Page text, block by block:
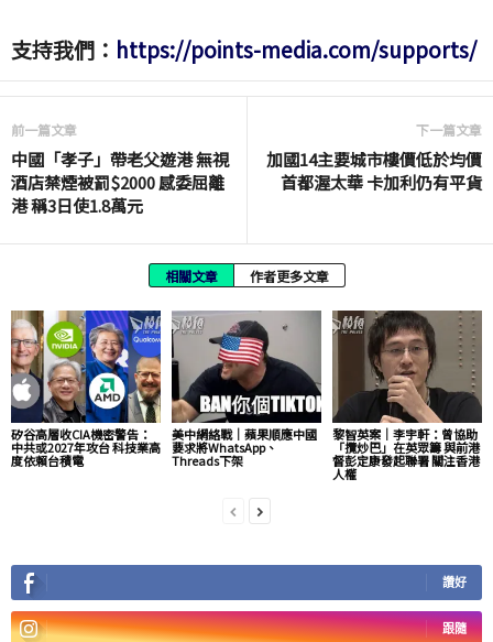
支持我們： https://points-media.com/supports/
前一篇文章
中國「孝子」帶老父遊港 無視
酒店禁煙被罰$2000 感委屈離
港 稱3日使1.8萬元
下一篇文章
加國14主要城市樓價低於均價
首都渥太華 卡加利仍有平貨
相關文章 作者更多文章
矽谷高層收CIA機密警告：
中共或2027年攻台 科技業高
度依賴台積電
美中網絡戰｜蘋果順應中國
要求將WhatsApp、
Threads下架
黎智英案｜李宇軒：曾協助
「攬炒巴」在英眾籌 與前港
督彭定康發起聯署 關注香港
人權
讚好
跟隨